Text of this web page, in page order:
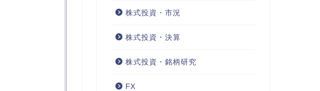
株式投資・市況
株式投資・決算
株式投資・銘柄研究
FX